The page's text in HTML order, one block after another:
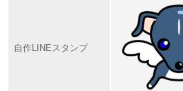
自作LINEスタンプ